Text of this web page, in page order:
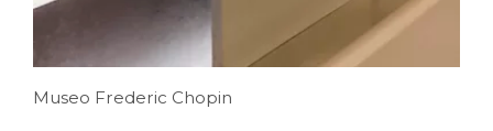
Museo Frederic Chopin